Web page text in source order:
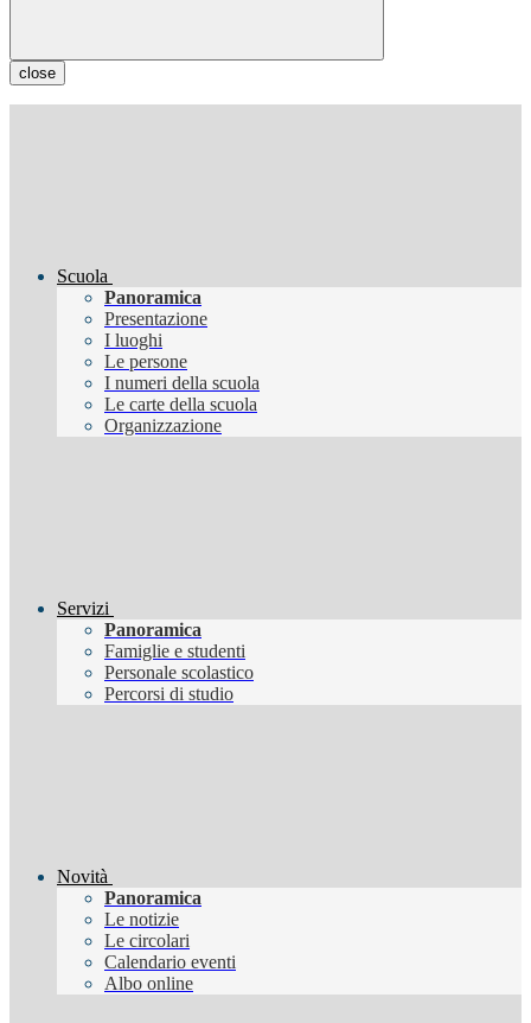
close
Scuola
Panoramica
Presentazione
I luoghi
Le persone
I numeri della scuola
Le carte della scuola
Organizzazione
Servizi
Panoramica
Famiglie e studenti
Personale scolastico
Percorsi di studio
Novità
Panoramica
Le notizie
Le circolari
Calendario eventi
Albo online